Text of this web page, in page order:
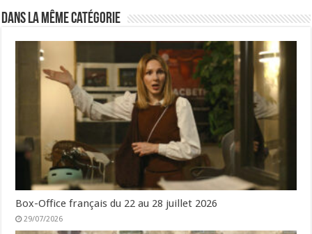
Dans la même catégorie
Box-Office français du 22 au 28 juillet 2026
29/07/2026